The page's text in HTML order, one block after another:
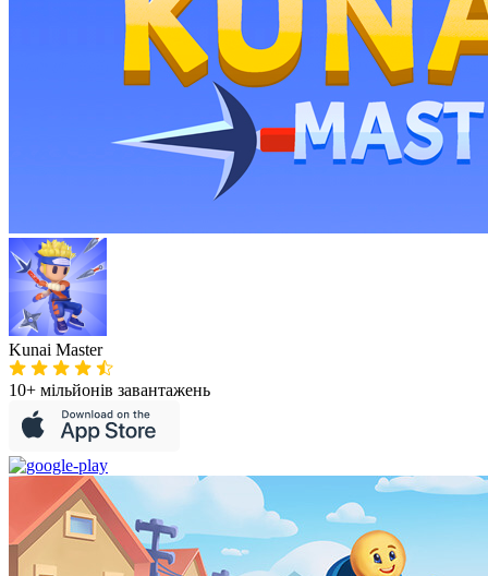
Kunai Master
10+ мільйонів завантажень